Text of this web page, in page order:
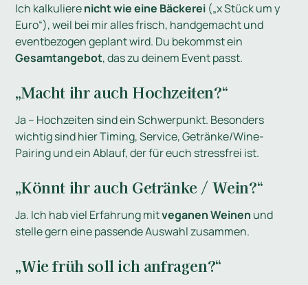
Ich kalkulierenicht wie eine Bäckerei („x Stück um y
Euro“), weil bei mir alles frisch, handgemacht und
eventbezogen geplant wird. Du bekommst ein
Gesamtangebot, das zu deinem Event passt.
„Macht ihr auch Hochzeiten?“
Ja – Hochzeiten sind ein Schwerpunkt. Besonders
wichtig sind hier Timing, Service, Getränke/Wine-
Pairing und ein Ablauf, der für euch stressfrei ist.
„Könnt ihr auch Getränke / Wein?“
Ja. Ich hab viel Erfahrung mitveganen Weinen und
stelle gern eine passende Auswahl zusammen.
„Wie früh soll ich anfragen?“